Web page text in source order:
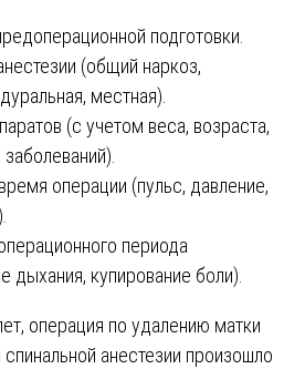
подготовки.
(общий наркоз,
местная).
(с учетом веса, возраста,
операции (пульс, давление,
периода
дыхания, купирование боли).
операция по удалению матки
анестезии произошло